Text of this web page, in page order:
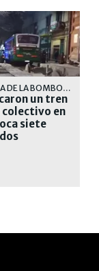
CERCA DE LA BOMBONERA
un tren
colectivo en
siete